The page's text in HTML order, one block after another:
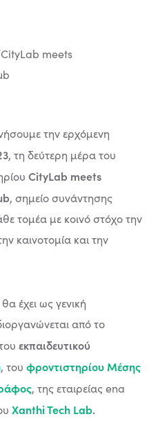
την ερχόμενη
, τη δεύτερη μέρα του
CityLab meets
, σημείο συνάντησης
τομέα με κοινό στόχο την
καινοτομία και την
έχει ως γενική
από το
εκπαιδευτικού
, του φροντιστηρίου Μέσης
, της εταιρείας ena
Xanthi Tech Lab.